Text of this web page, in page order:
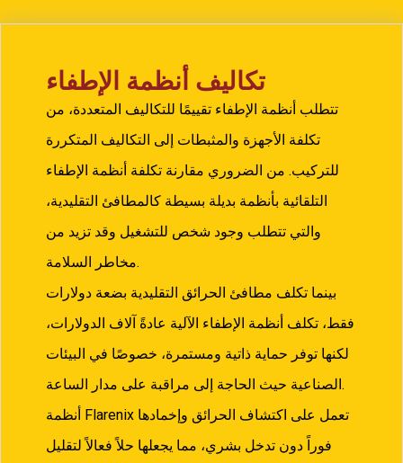
تكاليف أنظمة الإطفاء
تتطلب أنظمة الإطفاء تقييمًا للتكاليف المتعددة، من
تكلفة الأجهزة والمثبطات إلى التكاليف المتكررة
للتركيب. من الضروري مقارنة تكلفة أنظمة الإطفاء
التلقائية بأنظمة بديلة بسيطة كالمطافئ التقليدية،
والتي تتطلب وجود شخص للتشغيل وقد تزيد من
مخاطر السلامة.
بينما تكلف مطافئ الحرائق التقليدية بضعة دولارات
فقط، تكلف أنظمة الإطفاء الآلية عادةً آلاف الدولارات،
لكنها توفر حماية ذاتية ومستمرة، خصوصًا في البيئات
الصناعية حيث الحاجة إلى مراقبة على مدار الساعة.
أنظمة Flarenix تعمل على اكتشاف الحرائق وإخمادها
فوراً دون تدخل بشري، مما يجعلها حلاً فعالاً لتقليل